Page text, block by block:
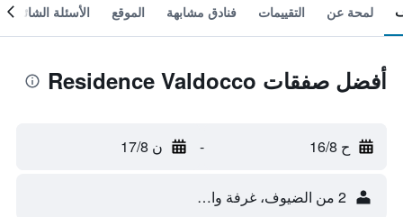
لمحة عن التقييمات فنادق مشابهة الموقع الأسئلة الشائعة
أفضل صفقات Residence Valdocco
ح 16/8 - ن 17/8
2 من الضيوف، غرفة واحدة